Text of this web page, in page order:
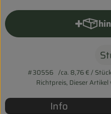
Biohof erleben
Biokorb so geht`s
Pferdepension &
Firmenkunden
#30556 ca. 8,76 €/ Stück
Richtpreis, Dieser
Info